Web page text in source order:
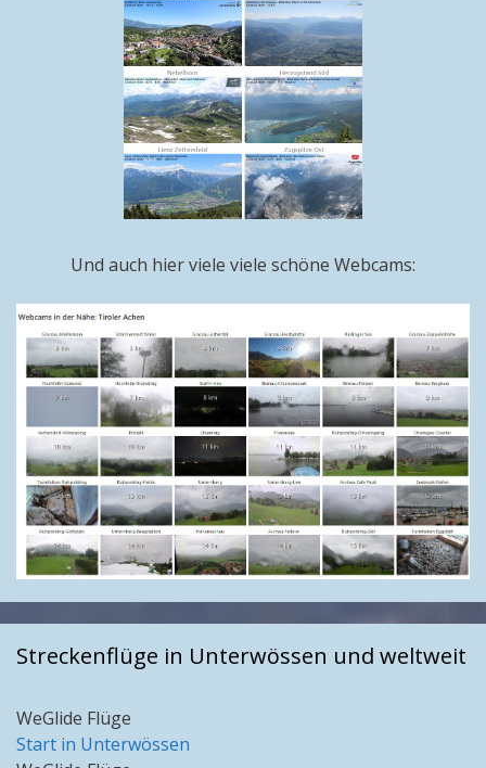
Und auch hier viele viele schöne Webcams:
Streckenflüge in Unterwössen und weltweit
WeGlide Flüge
Start in Unterwössen